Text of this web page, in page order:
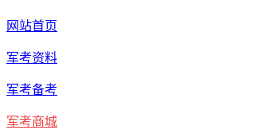
网站首页
军考资料
军考备考
军考商城